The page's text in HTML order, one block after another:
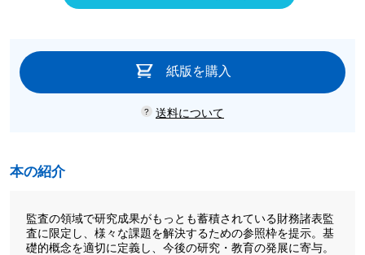
紙版を購入
送料について
本の紹介
監査の領域で研究成果がもっとも蓄積されている財務諸表監
査に限定し、様々な課題を解決するための参照枠を提示。基
礎的概念を適切に定義し、今後の研究・教育の発展に寄与。